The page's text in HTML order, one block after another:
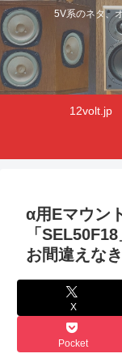
5V系のネタ、
12volt.jp
α用Eマウン
「
お間違えな
X
Pocket